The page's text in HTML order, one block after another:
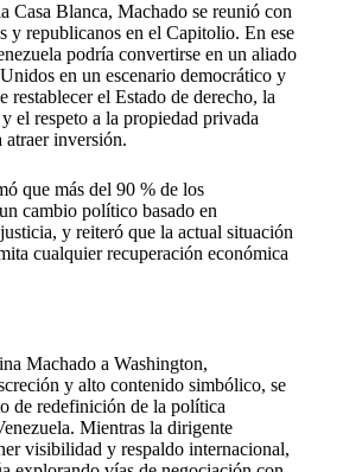
Casa Blanca, Machado se reunió con
y republicanos en el Capitolio. En ese
podría convertirse en un aliado
en un escenario democrático y
restablecer el Estado de derecho, la
el respeto a la propiedad privada
atraer inversión.
que más del 90 % de los
cambio político basado en
y reiteró que la actual situación
cualquier recuperación económica
Machado a Washington,
y alto contenido simbólico, se
de redefinición de la política
Mientras la dirigente
visibilidad y respaldo internacional,